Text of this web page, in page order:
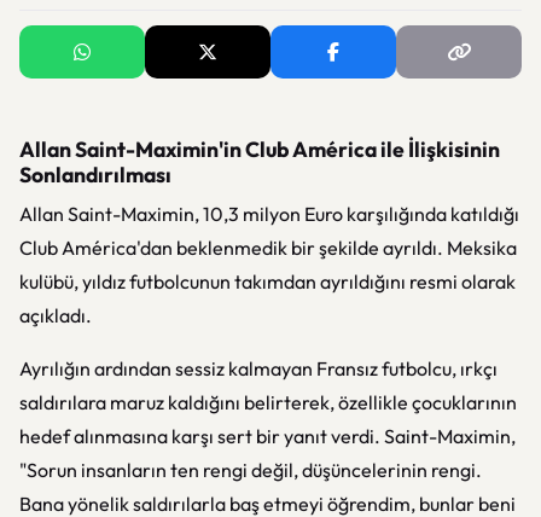
Allan Saint-Maximin'in Club América ile İlişkisinin
Sonlandırılması
Allan Saint-Maximin, 10,3 milyon Euro karşılığında katıldığı
Club América'dan beklenmedik bir şekilde ayrıldı. Meksika
kulübü, yıldız futbolcunun takımdan ayrıldığını resmi olarak
açıkladı.
Ayrılığın ardından sessiz kalmayan Fransız futbolcu, ırkçı
saldırılara maruz kaldığını belirterek, özellikle çocuklarının
hedef alınmasına karşı sert bir yanıt verdi. Saint-Maximin,
"Sorun insanların ten rengi değil, düşüncelerinin rengi.
Bana yönelik saldırılarla baş etmeyi öğrendim, bunlar beni